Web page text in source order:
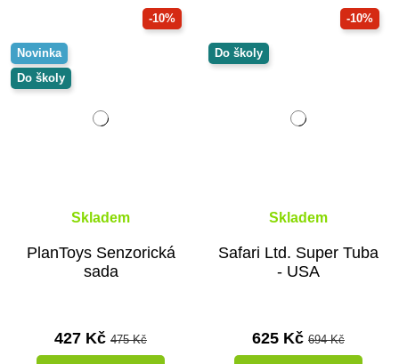
-10%
Novinka
Do školy
Skladem
PlanToys Senzorická
sada
427 Kč 475 Kč
-10%
Do školy
Skladem
Safari Ltd. Super Tuba
- USA
625 Kč 694 Kč